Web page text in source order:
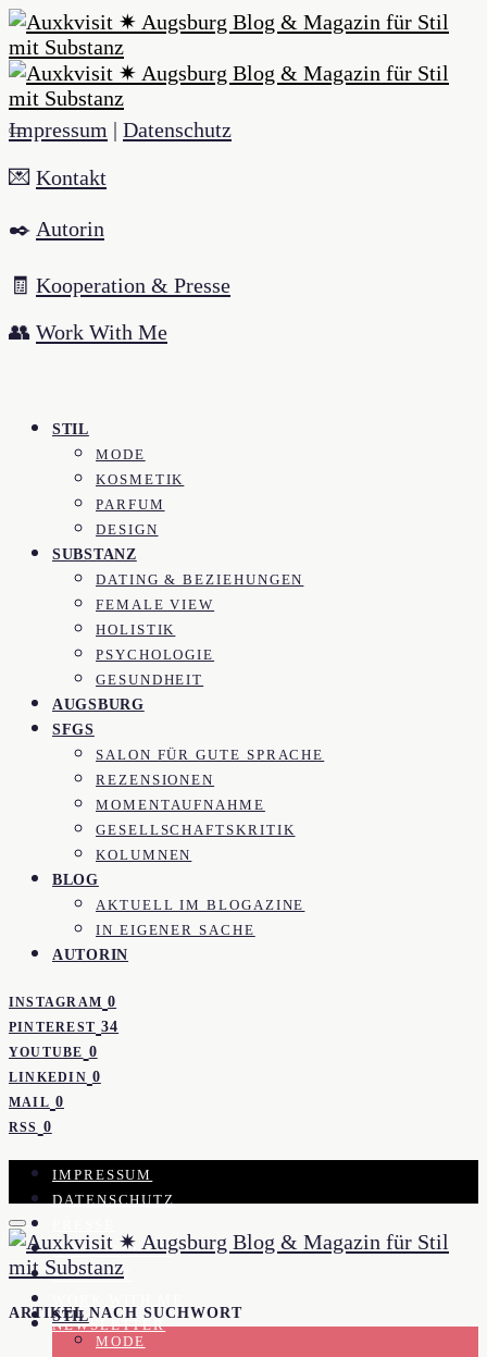
Impressum | Datenschutz
💌 Kontakt
✒️ Autorin
🧾 Kooperation & Presse
👥 Work With Me
STIL
MODE
KOSMETIK
PARFUM
DESIGN
SUBSTANZ
DATING & BEZIEHUNGEN
FEMALE VIEW
HOLISTIK
PSYCHOLOGIE
GESUNDHEIT
AUGSBURG
SFGS
SALON FÜR GUTE SPRACHE
REZENSIONEN
MOMENTAUFNAHME
GESELLSCHAFTSKRITIK
KOLUMNEN
BLOG
AKTUELL IM BLOGAZINE
IN EIGENER SACHE
AUTORIN
INSTAGRAM 0
PINTEREST 34
YOUTUBE 0
LINKEDIN 0
MAIL 0
RSS 0
IMPRESSUM
DATENSCHUTZ
KOOPERATION
KONTAKT
NEWSLETTER
STIL
MODE
ARTIKEL NACH SUCHWORT